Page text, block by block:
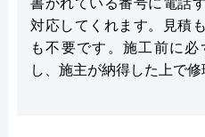
書かれている番号に電話
対応してくれます。見積
も不要です。施工前に
し、施主が納得した上で修